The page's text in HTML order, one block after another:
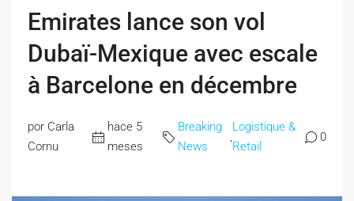
Emirates lance son vol
Dubaï-Mexique avec escale
à Barcelone en décembre
por Carla
Cornu
hace 5
meses
Breaking
News
Logistique &
Retail
0